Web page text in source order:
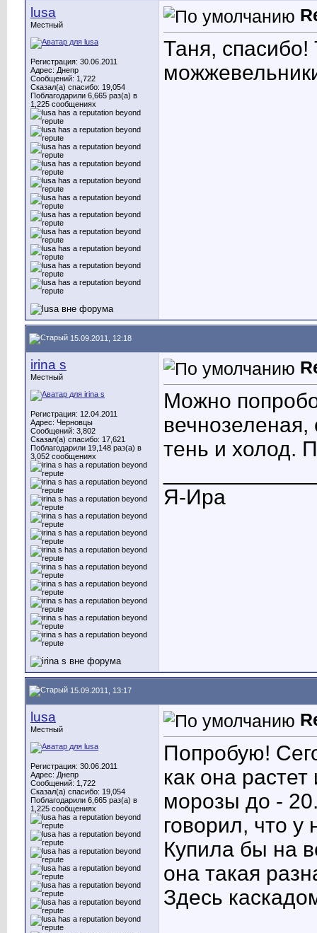
lusa
Местный
Регистрация: 30.06.2011
Адрес: Днепр
Сообщений: 1,722
Сказал(а) спасибо: 19,054
Поблагодарили 6,665 раз(а) в
1,225 сообщениях
Таня, спасибо!
15.09.2011, 12:18
irina s
Местный
Регистрация: 12.04.2011
Адрес: Черновцы
Сообщений: 3,802
Сказал(а) спасибо: 17,621
Поблагодарили 19,148 раз(а) в
3,052 сообщениях
Можно
вечнозеленая,
тень и холод.
Я-Ира
15.09.2011, 13:17
lusa
Местный
Регистрация: 30.06.2011
Адрес: Днепр
Сообщений: 1,722
Сказал(а) спасибо: 19,054
Поблагодарили 6,665 раз(а) в
1,225 сообщениях
Попробую!
как она
морозы до -
говорил, что у
Купила бы на
она такая
Здесь